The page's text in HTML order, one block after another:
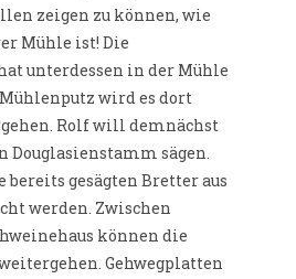
zeigen zu können, wie
Mühle ist! Die
unterdessen in der Mühle
wird es dort
Rolf will demnächst
Douglasienstamm sägen.
gesägten Bretter aus
werden. Zwischen
können die
Gehwegplatten